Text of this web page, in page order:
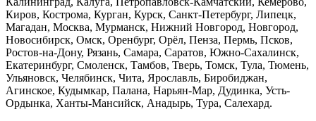
Киров, Кострома, Курган, Курск, Санкт-Петербург, Липецк,
Магадан, Москва, Мурманск, Нижний Новгород, Новгород,
Новосибирск, Омск, Оренбург, Орёл, Пенза, Пермь, Псков,
Ростов-на-Дону, Рязань, Самара, Саратов, Южно-Сахалинск,
Екатеринбург, Смоленск, Тамбов, Тверь, Томск, Тула, Тюмень,
Ульяновск, Челябинск, Чита, Ярославль, Биробиджан,
Агинское, Кудымкар, Палана, Нарьян-Мар, Дудинка, Усть-
Ордынка, Ханты-Мансийск, Анадырь, Тура, Салехард.